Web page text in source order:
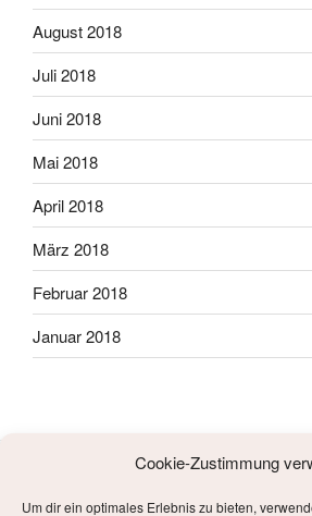
Cookie-Zustimmung
Um dir ein optimales Erlebnis zu bieten,
August 2018
Juli 2018
Juni 2018
Mai 2018
April 2018
März 2018
Februar 2018
Januar 2018